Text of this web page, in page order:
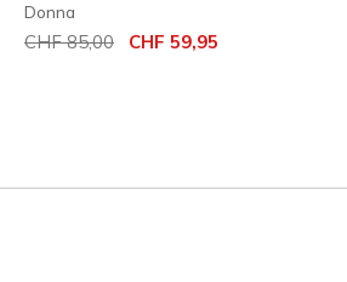
Donna
Prezzo ridotto da
CHF 85,00 per
CHF 59,95